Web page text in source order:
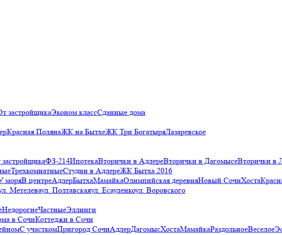
застройщикаЭконом классСданные дома
Красная ПолянаЖК на БытхеЖК Три БогатыряЛазаревское
ФЗ-214ИпотекаВторички в АдлереВторички в ДагомысеВторички в
ТрехкомнатныеСтудии в АдлереЖК Бытха 2016
моряВ центреАдлерБытхаМамайкаОлимпийская деревняНовый СочиХоста
Метелеваул. Полтавскаяул. Есауленкоул. Воровского
НедорогиеЧастныеЭллинги
в СочиКоттеджи в Сочи
С участкомПригород СочиАдлерДагомысХостаМамайкаРаздольноеВеселое